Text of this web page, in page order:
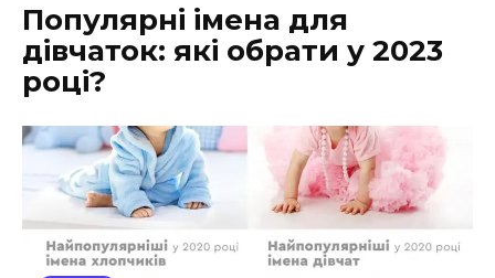
Популярні імена для
дівчаток: які обрати у 2023
році?